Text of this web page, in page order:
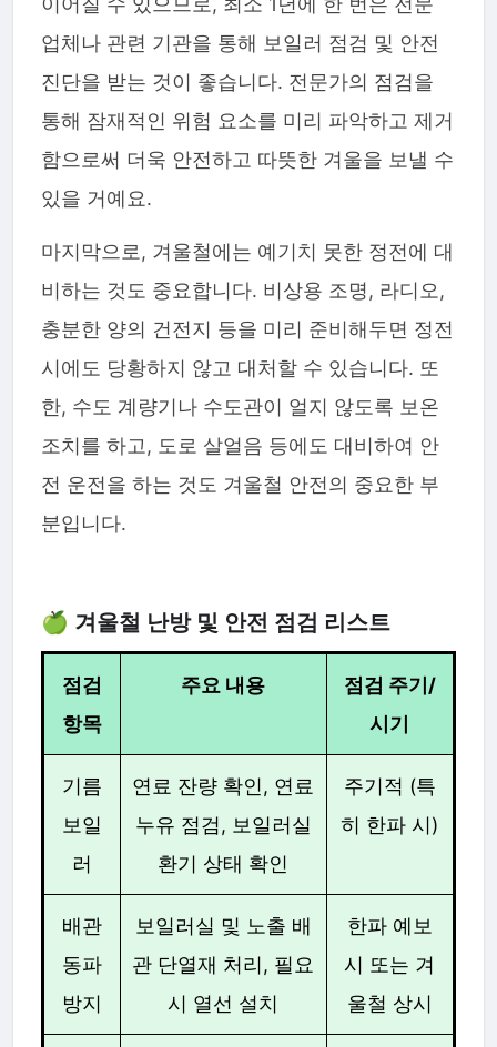
업체나 관련 기관을 통해 보일러 점검 및 안전
진단을 받는 것이 좋습니다. 전문가의 점검을
통해 잠재적인 위험 요소를 미리 파악하고 제거
함으로써 더욱 안전하고 따뜻한 겨울을 보낼 수
있을 거예요.
마지막으로, 겨울철에는 예기치 못한 정전에 대
비하는 것도 중요합니다. 비상용 조명, 라디오,
충분한 양의 건전지 등을 미리 준비해두면 정전
시에도 당황하지 않고 대처할 수 있습니다. 또
한, 수도 계량기나 수도관이 얼지 않도록 보온
조치를 하고, 도로 살얼음 등에도 대비하여 안
전 운전을 하는 것도 겨울철 안전의 중요한 부
분입니다.
🍏 겨울철 난방 및 안전 점검 리스트
점검
항목
주요 내용
점검 주기/
시기
기름
보일
러
연료 잔량 확인, 연료
누유 점검, 보일러실
환기 상태 확인
주기적 (특
히 한파 시)
배관
동파
방지
보일러실 및 노출 배
관 단열재 처리, 필요
시 열선 설치
한파 예보
시 또는 겨
울철 상시